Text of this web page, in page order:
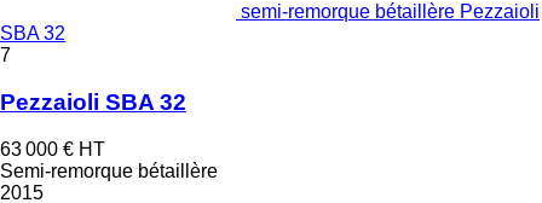
semi-remorque bétaillère Pezzaioli
SBA 32
7
Pezzaioli SBA 32
63 000 € HT
Semi-remorque bétaillère
2015